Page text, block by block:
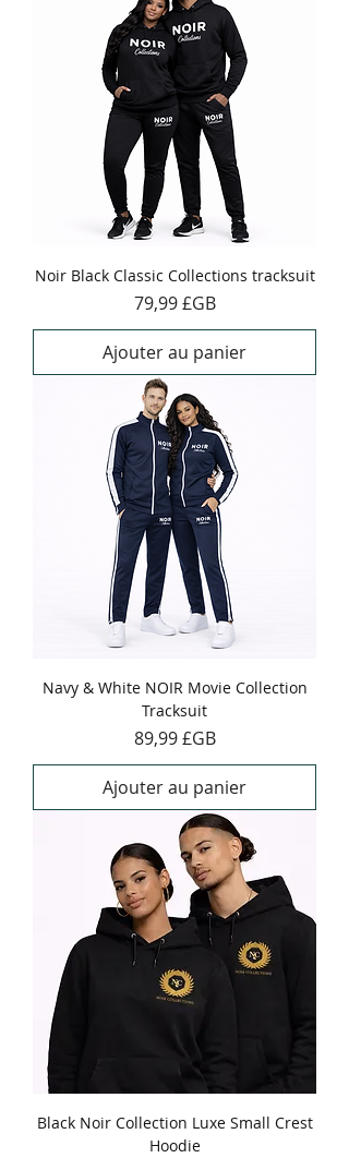
Noir Black Classic Collections tracksuit
Prix
79,99 £GB
Ajouter au panier
Navy & White NOIR Movie Collection
Tracksuit
Prix
89,99 £GB
Ajouter au panier
Black Noir Collection Luxe Small Crest
Hoodie